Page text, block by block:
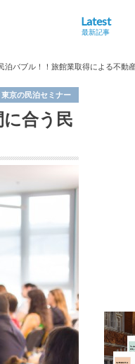
Latest
最新記事
泊バブル！！旅館業取得による不動
東京の民泊セミナー
に合う民